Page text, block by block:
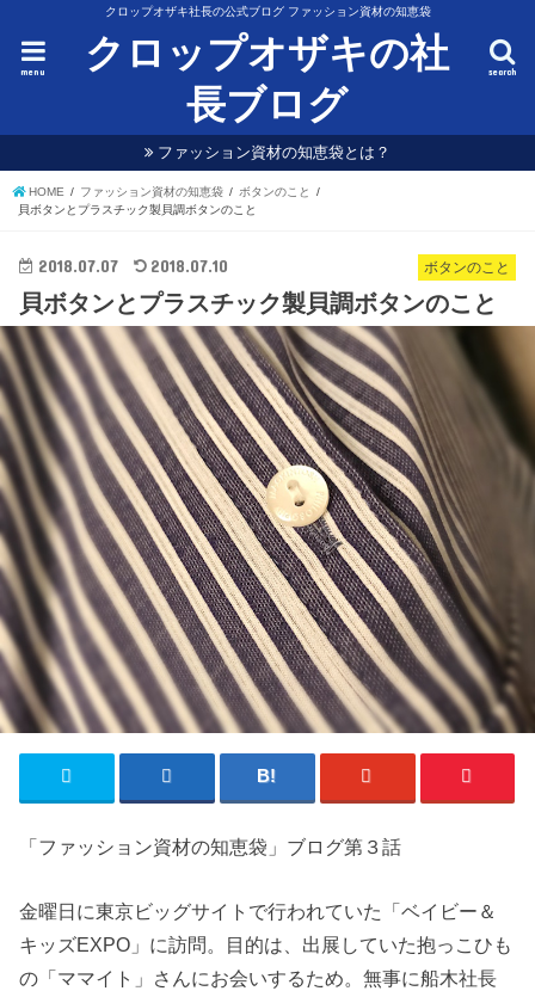
クロップオザキ社長の公式ブログ ファッション資材の知恵袋
クロップオザキの社
長ブログ
search
menu
ファッション資材の知恵袋とは？
HOME ファッション資材の知恵袋
ボタンのこと
貝ボタンとプラスチック製貝調ボタンのこと
ボタンのこと
2018.07.07 2018.07.10
貝ボタンとプラスチック製貝調ボタンのこと
「ファッション資材の知恵袋」ブログ第３話
金曜日に東京ビッグサイトで行われていた「ベイビー＆
キッズEXPO」に訪問。目的は、出展していた抱っこひも
の「ママイト」さんにお会いするため。無事に船木社長